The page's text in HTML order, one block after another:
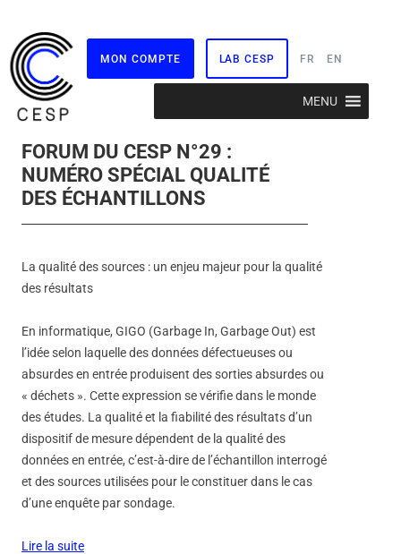
MON COMPTE LAB CESP FR EN
MENU
FORUM DU CESP N°29 :
NUMÉRO SPÉCIAL QUALITÉ
DES ÉCHANTILLONS
La qualité des sources : un enjeu majeur pour la qualité
des résultats
En informatique, GIGO (Garbage In, Garbage Out) est
l’idée selon laquelle des données défectueuses ou
absurdes en entrée produisent des sorties absurdes ou
« déchets ». Cette expression se vérifie dans le monde
des études. La qualité et la fiabilité des résultats d’un
dispositif de mesure dépendent de la qualité des
données en entrée, c’est-à-dire de l’échantillon interrogé
et des sources utilisées pour le constituer dans le cas
d’une enquête par sondage.
Lire la suite